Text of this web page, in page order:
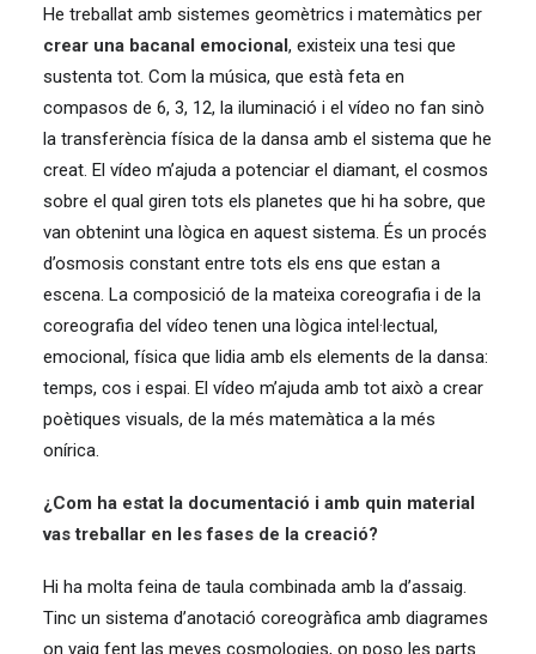
He treballat amb sistemes geomètrics i matemàtics per
crear una bacanal emocional, existeix una tesi que
sustenta tot. Com la música, que està feta en
compasos de 6, 3, 12, la iluminació i el vídeo no fan sinò
la transferència física de la dansa amb el sistema que he
creat. El vídeo m’ajuda a potenciar el diamant, el cosmos
sobre el qual giren tots els planetes que hi ha sobre, que
van obtenint una lògica en aquest sistema. És un procés
d’osmosis constant entre tots els ens que estan a
escena. La composició de la mateixa coreografia i de la
coreografia del vídeo tenen una lògica intel·lectual,
emocional, física que lidia amb els elements de la dansa:
temps, cos i espai. El vídeo m’ajuda amb tot això a crear
poètiques visuals, de la més matemàtica a la més
onírica.
¿Com ha estat la documentació i amb quin material
vas treballar en les fases de la creació?
Hi ha molta feina de taula combinada amb la d’assaig.
Tinc un sistema d’anotació coreogràfica amb diagrames
on vaig fent las meves cosmologies, on poso les parts